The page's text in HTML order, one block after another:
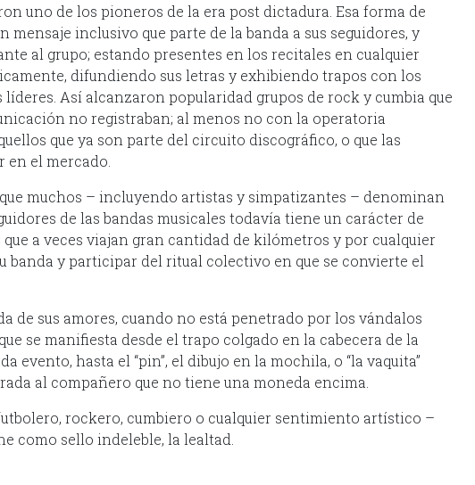
uno de los pioneros de la era post dictadura. Esa forma de
mensaje inclusivo que parte de la banda a sus seguidores, y
al grupo; estando presentes en los recitales en cualquier
difundiendo sus letras y exhibiendo trapos con los
líderes. Así alcanzaron popularidad grupos de rock y cumbia que
no registraban; al menos no con la operatoria
que ya son parte del circuito discográfico, o que las
el mercado.
muchos – incluyendo artistas y simpatizantes – denominan
de las bandas musicales todavía tiene un carácter de
a veces viajan gran cantidad de kilómetros y por cualquier
banda y participar del ritual colectivo en que se convierte el
de sus amores, cuando no está penetrado por los vándalos
se manifiesta desde el trapo colgado en la cabecera de la
evento, hasta el “pin”, el dibujo en la mochila, o “la vaquita”
al compañero que no tiene una moneda encima.
rockero, cumbiero o cualquier sentimiento artístico –
como sello indeleble, la lealtad.